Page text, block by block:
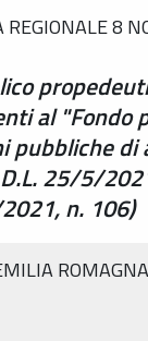
8
al "Fondo
di
25/5/
n. 106)
ROMAGNA